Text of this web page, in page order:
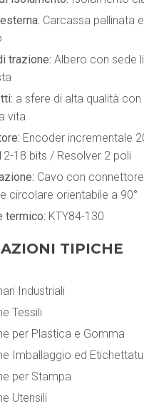
Carcassa pallinata
trazione: Albero con sede
a sfere di alta qualità
vita
Encoder incrementale
18 bits / Resolver 2 poli
Cavo con
circolare orientabile a 90°
termico: KTY84-130
TIPICHE
Industriali
Tessili
per Plastica e Gomma
Imballaggio ed
per Stampa
Utensili